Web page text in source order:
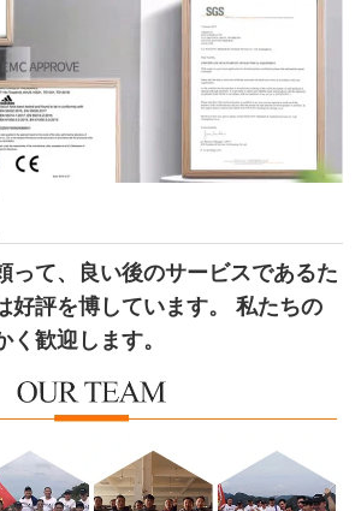
って、良い後のサービスであるた
好評を博しています。 私たちの
歓迎します。